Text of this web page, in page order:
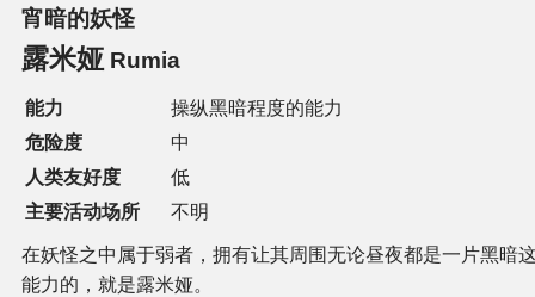
宵暗的妖怪
露米娅 Rumia
能力
操纵黑暗程度的能力
危险度
中
人类友好度
低
主要活动场所
不明
在妖怪之中属于弱者，拥有让其周围无论昼夜都是一片黑暗
能力的，就是露米娅。